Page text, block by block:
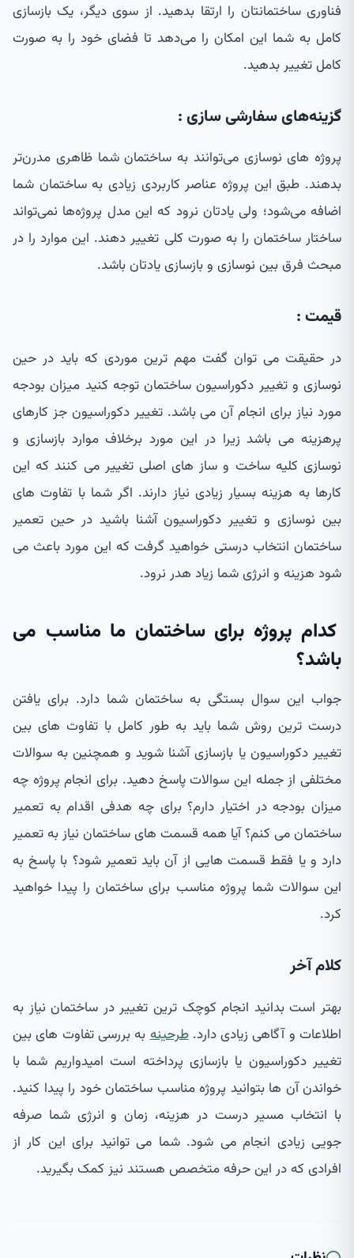
فناوری ساختمانتان را ارتقا بدهید. از سوی دیگر، یک بازسازی
کامل به شما این امکان را می‌دهد تا فضای خود را به صورت
کامل تغییر بدهید.
گزینه‌های سفارشی سازی :
پروژه های نوسازی می‌توانند به ساختمان شما ظاهری مدرن‌تر
بدهند. طبق این پروژه عناصر کاربردی زیادی به ساختمان شما
اضافه می‌شود؛ ولی یادتان نرود که این مدل پروژه‌ها نمی‌تواند
ساختار ساختمان را به صورت کلی تغییر دهند. این موارد را در
مبحث فرق بین نوسازی و بازسازی یادتان باشد.
قیمت :
در حقیقت می توان گفت مهم ترین موردی که باید در حین
نوسازی و تغییر دکوراسیون ساختمان توجه کنید میزان بودجه
مورد نیاز برای انجام آن می باشد. تغییر دکوراسیون جز کارهای
پرهزینه می باشد زیرا در این مورد برخلاف موارد بازسازی و
نوسازی کلیه ساخت و ساز های اصلی تغییر می کنند که این
کارها به هزینه بسیار زیادی نیاز دارند. اگر شما با تفاوت های
بین نوسازی و تغییر دکوراسیون آشنا باشید در حین تعمیر
ساختمان انتخاب درستی خواهید گرفت که این مورد باعث می
شود هزینه و انرژی شما زیاد هدر نرود.
کدام پروژه برای ساختمان ما مناسب می
باشد؟
جواب این سوال بستگی به ساختمان شما دارد. برای یافتن
درست ترین روش شما باید به طور کامل با تفاوت های بین
تغییر دکوراسیون یا بازسازی آشنا شوید و همچنین به سوالات
مختلفی از جمله این سوالات پاسخ دهید. برای انجام پروژه چه
میزان بودجه در اختیار دارم؟ برای چه هدفی اقدام به تعمیر
ساختمان می کنم؟ آیا همه قسمت های ساختمان نیاز به تعمیر
دارد و یا فقط قسمت هایی از آن باید تعمیر شود؟ با پاسخ به
این سوالات شما پروژه مناسب برای ساختمان را پیدا خواهید
کرد.
کلام آخر
بهتر است بدانید انجام کوچک ترین تغییر در ساختمان نیاز به
اطلاعات و آگاهی زیادی دارد.طرحینهبه بررسی تفاوت های بین
تغییر دکوراسیون یا بازسازی پرداخته است امیدواریم شما با
خواندن آن ها بتوانید پروژه مناسب ساختمان خود را پیدا کنید.
با انتخاب مسیر درست در هزینه، زمان و انرژی شما صرفه
جویی زیادی انجام می شود. شما می توانید برای این کار از
افرادی که در این حرفه متخصص هستند نیز کمک بگیرید.